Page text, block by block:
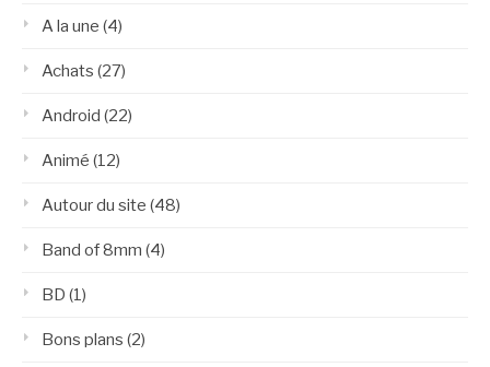
A la une (4)
Achats (27)
Android (22)
Animé (12)
Autour du site (48)
Band of 8mm (4)
BD (1)
Bons plans (2)